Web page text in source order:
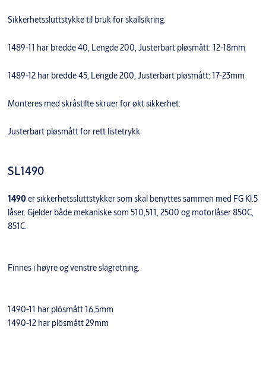
Sikkerhetssluttstykke til bruk for skallsikring.
1489-11 har bredde 40, Lengde 200, Justerbart pløsmått: 12-18mm
1489-12 har bredde 45, Lengde 200, Justerbart pløsmått: 17-23mm
Monteres med skråstilte skruer for økt sikkerhet.
Justerbart pløsmått for rett listetrykk
SL1490
1490er sikkerhetssluttstykker som skal benyttes sammen med FG Kl.5
låser. Gjelder både mekaniske som 510,511, 2500 og motorlåser 850C,
851C.
Finnes i høyre og venstre slagretning.
1490-11 har plösmått 16,5mm
1490-12 har plösmått 29mm